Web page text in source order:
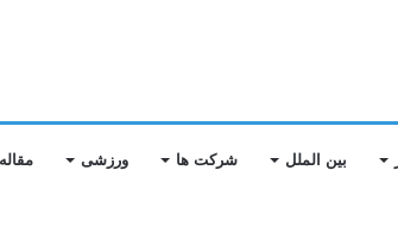
بین الملل شرکت ها ورزشی